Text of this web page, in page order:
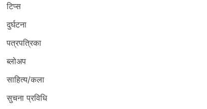
टिप्स
दुर्घटना
पत्रपत्रिका
ब्लोअप
साहित्य/कला
सुचना प्रविधि